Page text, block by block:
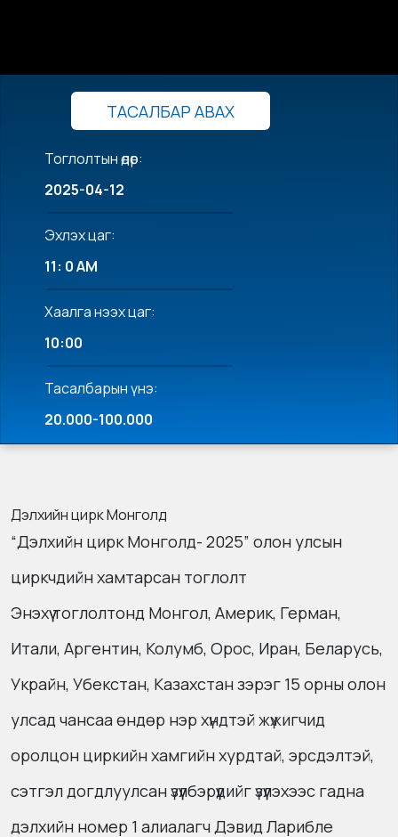
ТАСАЛБАР АВАХ
Тоглолтын өдөр:
2025-04-12
Эхлэх цаг:
11: 0 AM
Хаалга нээх цаг:
10:00
Тасалбарын үнэ:
20.000-100.000
Дэлхийн цирк Монголд
“Дэлхийн цирк Монголд- 2025” олон улсын
циркчдийн хамтарсан тоглолт
Энэхүү тоглолтонд Монгол, Америк, Герман,
Итали, Аргентин, Колумб, Орос, Иран, Беларусь,
Украйн, Убекстан, Казахстан зэрэг 15 орны олон
улсад чансаа өндөр нэр хүндтэй жүжигчид
оролцон циркийн хамгийн хурдтай, эрсдэлтэй,
сэтгэл догдлуулсан үзүүлбэрүүдийг үзүүлэхээс гадна
дэлхийн номер 1 алиалагч Дэвид Ларибле